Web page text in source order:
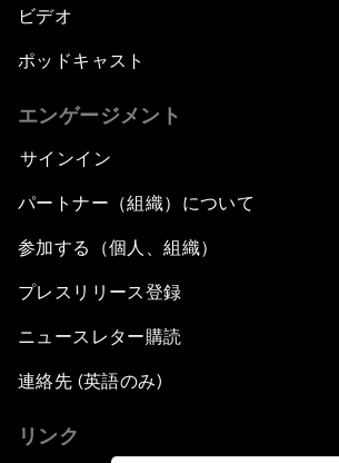
ビデオ
ポッドキャスト
エンゲージメント
サインイン
パートナー（組織）について
参加する（個人、組織）
プレスリリース登録
ニュースレター購読
連絡先 (英語のみ)
リンク